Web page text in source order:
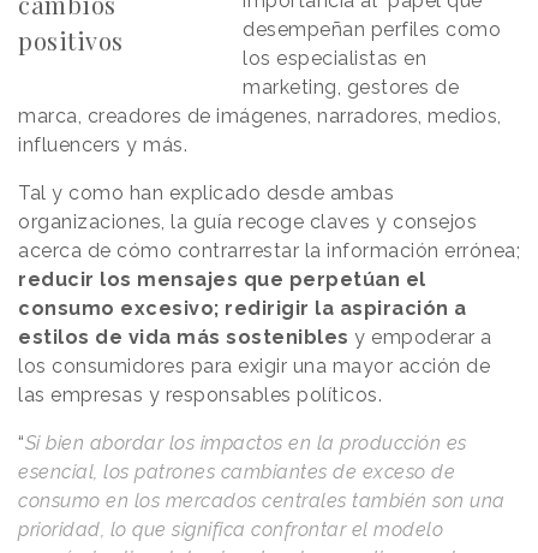
positivos
desempeñan perfiles como
los especialistas en
marketing, gestores de
marca, creadores de imágenes, narradores, medios,
influencers y más.
Tal y como han explicado desde ambas
organizaciones, la guía recoge claves y consejos
acerca de cómo contrarrestar la información errónea;
reducir los mensajes que perpetúan el
consumo excesivo; redirigir la aspiración a
estilos de vida más sostenibles y empoderar a
los consumidores para exigir una mayor acción de
las empresas y responsables políticos.
“Si bien abordar los impactos en la producción es
esencial, los patrones cambiantes de exceso de
consumo en los mercados centrales también son una
prioridad, lo que significa confrontar el modelo